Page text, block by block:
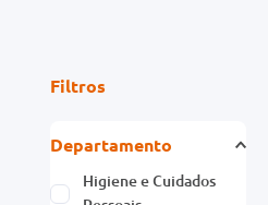
Filtros
Departamento
Higiene e Cuidados